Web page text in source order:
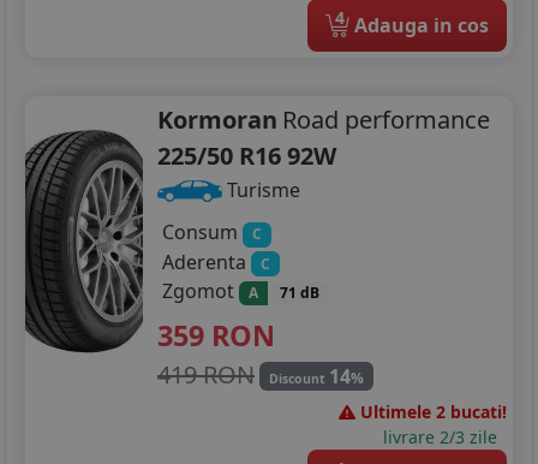
235/45R17
235/55R17
235/60R17
235/65R17
4 Adauga in cos
Kormoran Road performance
225/50 R16 92W
Turisme
Consum
C
Aderenta C
Zgomot A 71 dB
359 RON
419 RON Discount 14%
Ultimele 2 bucati!
livrare 2/3 zile